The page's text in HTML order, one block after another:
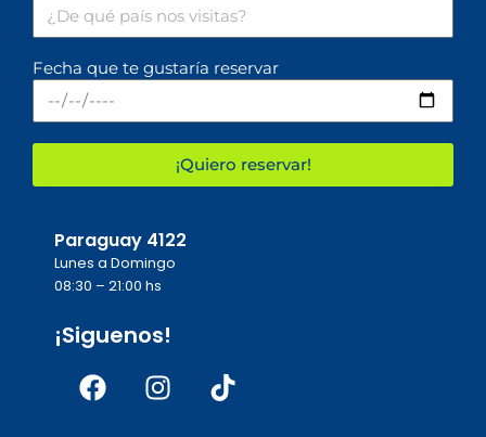
Fecha que te gustaría reservar
¡Quiero reservar!
Paraguay 4122
Lunes a Domingo
08:30 – 21:00 hs
¡Siguenos!
Facebook
Instagram
Tiktok